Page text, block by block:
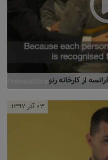
از کارخانه رنو
۰۳ آذر ۱۳۹۷